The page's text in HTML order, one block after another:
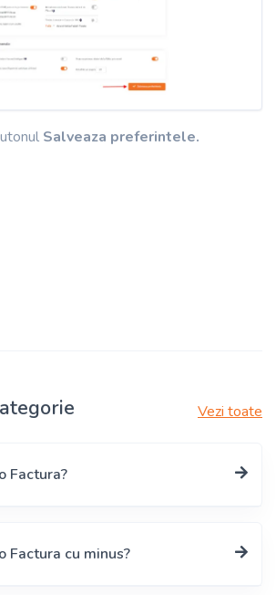
Salveaza preferintele.
Vezi toate
Factura?
Factura cu minus?